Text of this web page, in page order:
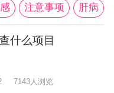
注意事项 肝病
什么项目
7143人浏览